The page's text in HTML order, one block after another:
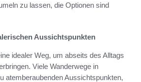
zu lassen, die Optionen sind
Aussichtspunkten
idealer Weg, um abseits des Alltags
Viele Wanderwege in
atemberaubenden Aussichtspunkten,